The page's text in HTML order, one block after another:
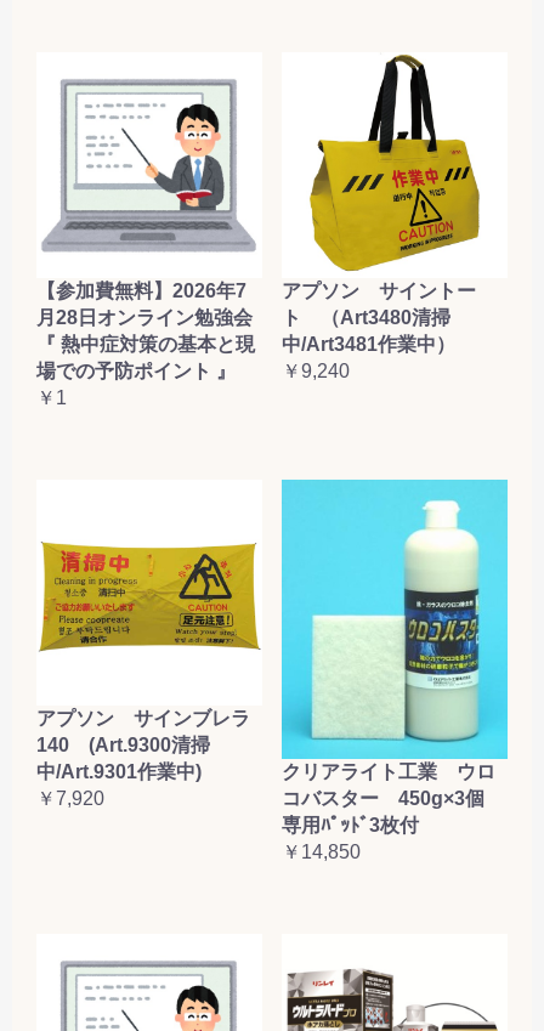
【参加費無料】2026年7
月28日オンライン勉強会
『 熱中症対策の基本と現
場での予防ポイント 』
￥1
アプソン サイントー
ト （Art3480清掃
中/Art3481作業中）
￥9,240
アプソン サインブレラ
140 (Art.9300清掃
中/Art.9301作業中)
￥7,920
クリアライト工業 ウロ
コバスター 450g×3個
専用ﾊﾟｯﾄﾞ3枚付
￥14,850